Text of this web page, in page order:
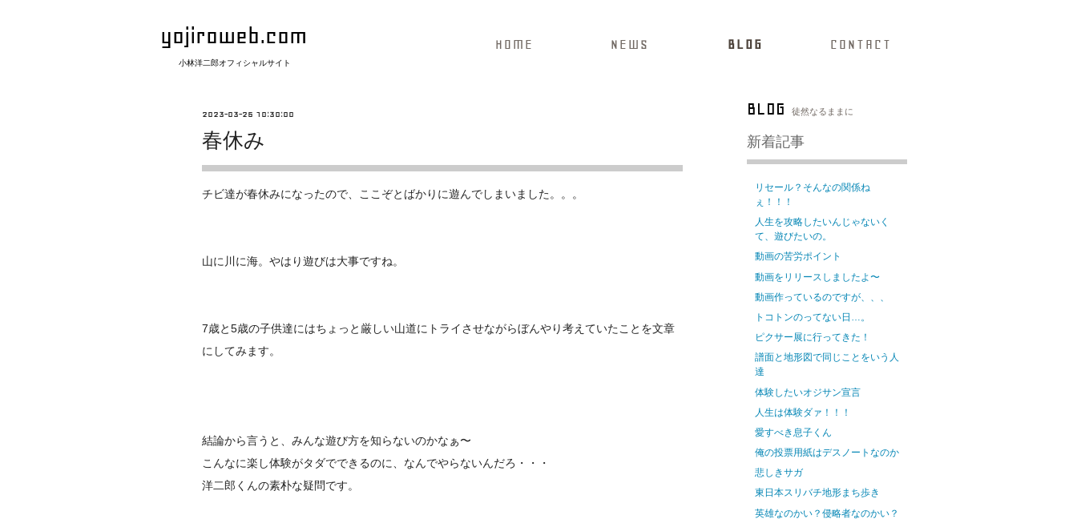
yojiroweb.com
小林洋二郎オフィシャルサイト
HOME NEWS BLOG CONTACT
2023-03-26 10:30:00
春休み
チビ達が春休みになったので、ここぞとばかりに遊んでしまいました。。。
山に川に海。やはり遊びは大事ですね。
7歳と5歳の子供達にはちょっと厳しい山道にトライさせながらぼんやり考えていたことを文章
にしてみます。
結論から言うと、みんな遊び方を知らないのかなぁ〜
こんなに楽し体験がタダでできるのに、なんでやらないんだろ・・・
洋二郎くんの素朴な疑問です。
BLOG 徒然なるままに
新着記事
リセール？そんなの関係ね
ぇ！！！
人生を攻略したいんじゃないく
て、遊びたいの。
動画の苦労ポイント
動画をリリースしましたよ〜
動画作っているのですが、、、
トコトンのってない日…。
ピクサー展に行ってきた！
譜面と地形図で同じことをいう人
達
体験したいオジサン宣言
人生は体験ダァ！！！
愛すべき息子くん
俺の投票用紙はデスノートなのか
悲しきサガ
東日本スリバチ地形まち歩き
英雄なのかい？侵略者なのかい？